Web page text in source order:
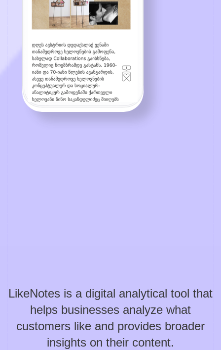
LikeNotes is a digital analytical tool that
helps businesses analyze what
customers like and provides broader
insights on their content.